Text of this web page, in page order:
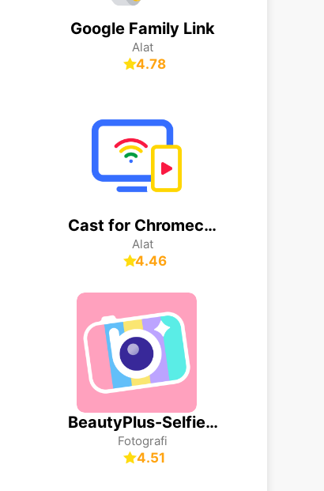
Google Family Link
Alat
4.78
Cast for Chromecast & TV Cast
Alat
4.46
BeautyPlus-Selfie Photo Booth
Fotografi
4.51